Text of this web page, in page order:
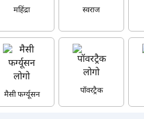
महिंद्रा
स्वराज
मैसी फर्ग्यूसन पॉवरट्रैक